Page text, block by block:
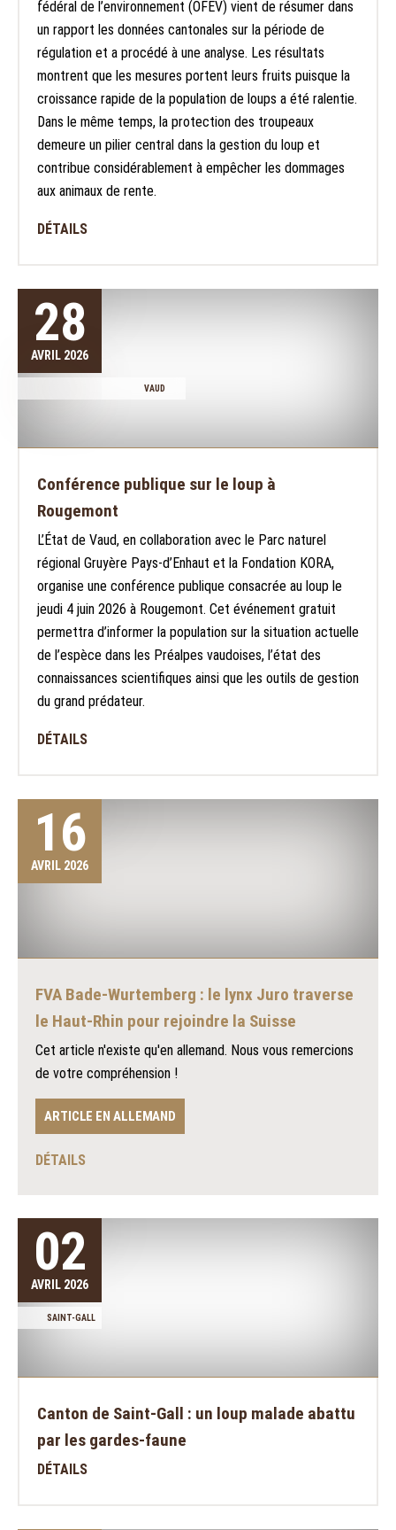
fédéral de l’environnement (OFEV) vient de résumer dans
un rapport les données cantonales sur la période de
régulation et a procédé à une analyse. Les résultats
montrent que les mesures portent leurs fruits puisque la
croissance rapide de la population de loups a été ralentie.
Dans le même temps, la protection des troupeaux
demeure un pilier central dans la gestion du loup et
contribue considérablement à empêcher les dommages
aux animaux de rente.
DÉTAILS
28
AVRIL 2026
VAUD
Conférence publique sur le loup à
Rougemont
L’État de Vaud, en collaboration avec le Parc naturel
régional Gruyère Pays-d’Enhaut et la Fondation KORA,
organise une conférence publique consacrée au loup le
jeudi 4 juin 2026 à Rougemont. Cet événement gratuit
permettra d’informer la population sur la situation actuelle
de l’espèce dans les Préalpes vaudoises, l’état des
connaissances scientifiques ainsi que les outils de gestion
du grand prédateur.
DÉTAILS
16
AVRIL 2026
FVA Bade-Wurtemberg : le lynx Juro traverse
le Haut-Rhin pour rejoindre la Suisse
Cet article n'existe qu'en allemand. Nous vous remercions
de votre compréhension !
ARTICLE EN ALLEMAND
DÉTAILS
02
AVRIL 2026
SAINT-GALL
Canton de Saint-Gall : un loup malade abattu
par les gardes-faune
DÉTAILS